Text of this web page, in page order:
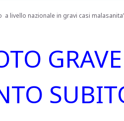
livello nazionale in gravi casi